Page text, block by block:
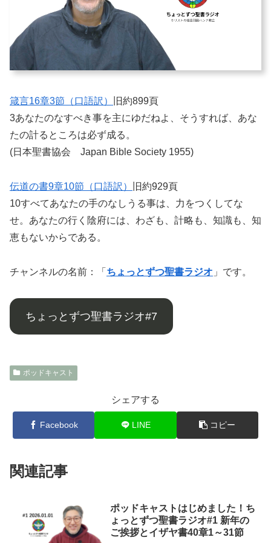
箴言16章3節（口語訳）
旧約899頁
3あなたのなすべき事を主にゆだねよ、そうすれば、あな
たの計るところは必ず成る。
(日本聖書協会 Japan Bible Society 1955)
伝道の書9章10節（口語訳）
旧約929頁
10すべてあなたの手のなしうる事は、力をつくしてな
せ。あなたの行く陰府には、わざも、計略も、知識も、知
恵もないからである。
チャンネルの名前：「 ちょっとずつ聖書ラジオ 」です。
ちょっとずつ聖書ラジオ#7
ポッドキャスト
シェアする
Facebook LINE コピー
関連記事
ポッドキャストはじめました！ち
ょっとずつ聖書ラジオ#1 新年の
ご挨拶とイザヤ書40章1～31節